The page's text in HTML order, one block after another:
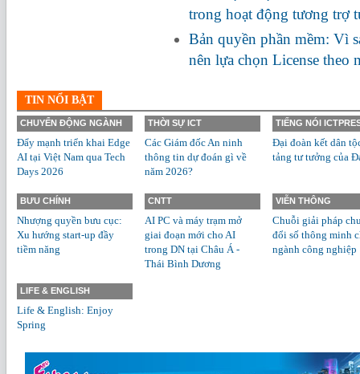
trong hoạt động tương trợ
Bản quyền phần mềm: Vì
nên lựa chọn License theo
TIN NỔI BẬT
CHUYỂN ĐỘNG NGÀNH
Đẩy mạnh triển khai Edge
AI tại Việt Nam qua Tech
Days 2026
THỜI SỰ ICT
Các Giám đốc An ninh
thông tin dự đoán gì về
năm 2026?
TIẾNG NÓI
Đại đoàn kết dân
tảng tư tưởng của
BƯU CHÍNH
Nhượng quyền bưu cục:
Xu hướng start-up đầy
tiềm năng
CNTT
AI PC và máy trạm mở
giai đoạn mới cho AI
trong DN tại Châu Á -
Thái Bình Dương
VIỄN THÔNG
Chuỗi giải pháp
đổi số thông minh
ngành công nghiệp
LIFE & ENGLISH
Life & English: Enjoy
Spring